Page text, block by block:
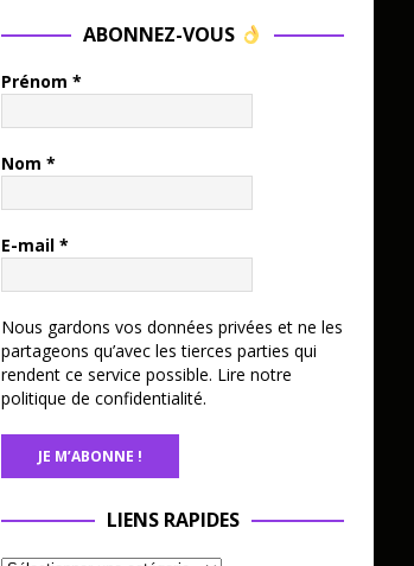
ABONNEZ-VOUS
Prénom *
Nom *
E-mail *
Nous gardons vos données privées et ne les
partageons qu’avec les tierces parties qui
rendent ce service possible. Lire notre
politique de confidentialité.
LIENS RAPIDES